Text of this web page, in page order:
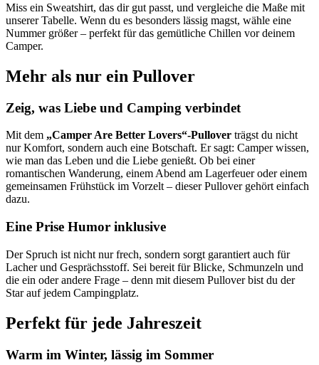
Miss ein Sweatshirt, das dir gut passt, und vergleiche die Maße mit
unserer Tabelle. Wenn du es besonders lässig magst, wähle eine
Nummer größer – perfekt für das gemütliche Chillen vor deinem
Camper.
Mehr als nur ein Pullover
Zeig, was Liebe und Camping verbindet
Mit dem „Camper Are Better Lovers“-Pullover trägst du nicht
nur Komfort, sondern auch eine Botschaft. Er sagt: Camper wissen,
wie man das Leben und die Liebe genießt. Ob bei einer
romantischen Wanderung, einem Abend am Lagerfeuer oder einem
gemeinsamen Frühstück im Vorzelt – dieser Pullover gehört einfach
dazu.
Eine Prise Humor inklusive
Der Spruch ist nicht nur frech, sondern sorgt garantiert auch für
Lacher und Gesprächsstoff. Sei bereit für Blicke, Schmunzeln und
die ein oder andere Frage – denn mit diesem Pullover bist du der
Star auf jedem Campingplatz.
Perfekt für jede Jahreszeit
Warm im Winter, lässig im Sommer